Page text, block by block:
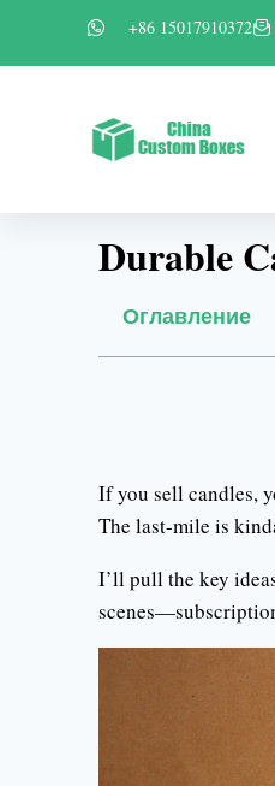
+86 15017910372
Durable
Оглавление
If you sell candles,
The last-mile is
I’ll pull the key